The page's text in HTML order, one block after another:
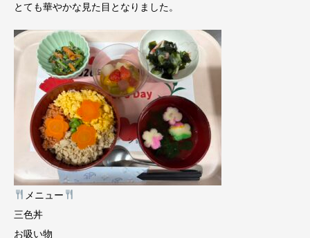
とても華やかな見た目となりました。
メニュー
三色丼
お吸い物